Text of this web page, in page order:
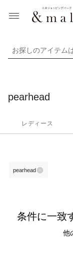
お探しのアイテム
pearhead
レディース
pearhead
条件に一致
他